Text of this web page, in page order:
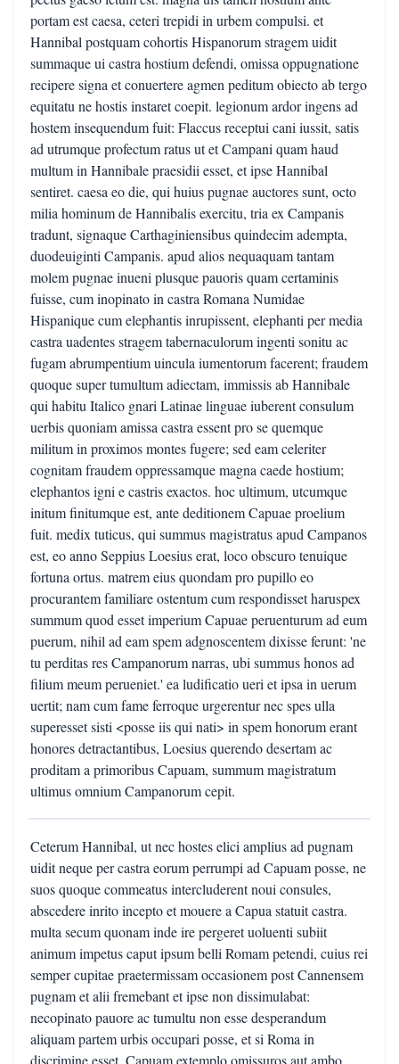
portam est caesa, ceteri trepidi in urbem compulsi. et
Hannibal postquam cohortis Hispanorum stragem uidit
summaque ui castra hostium defendi, omissa oppugnatione
recipere signa et conuertere agmen peditum obiecto ab tergo
equitatu ne hostis instaret coepit. legionum ardor ingens ad
hostem insequendum fuit: Flaccus receptui cani iussit, satis
ad utrumque profectum ratus ut et Campani quam haud
multum in Hannibale praesidii esset, et ipse Hannibal
sentiret. caesa eo die, qui huius pugnae auctores sunt, octo
milia hominum de Hannibalis exercitu, tria ex Campanis
tradunt, signaque Carthaginiensibus quindecim adempta,
duodeuiginti Campanis. apud alios nequaquam tantam
molem pugnae inueni plusque pauoris quam certaminis
fuisse, cum inopinato in castra Romana Numidae
Hispanique cum elephantis inrupissent, elephanti per media
castra uadentes stragem tabernaculorum ingenti sonitu ac
fugam abrumpentium uincula iumentorum facerent; fraudem
quoque super tumultum adiectam, immissis ab Hannibale
qui habitu Italico gnari Latinae linguae iuberent consulum
uerbis quoniam amissa castra essent pro se quemque
militum in proximos montes fugere; sed eam celeriter
cognitam fraudem oppressamque magna caede hostium;
elephantos igni e castris exactos. hoc ultimum, utcumque
initum finitumque est, ante deditionem Capuae proelium
fuit. medix tuticus, qui summus magistratus apud Campanos
est, eo anno Seppius Loesius erat, loco obscuro tenuique
fortuna ortus. matrem eius quondam pro pupillo eo
procurantem familiare ostentum cum respondisset haruspex
summum quod esset imperium Capuae peruenturum ad eum
puerum, nihil ad eam spem adgnoscentem dixisse ferunt: 'ne
tu perditas res Campanorum narras, ubi summus honos ad
filium meum perueniet.' ea ludificatio ueri et ipsa in uerum
uertit; nam cum fame ferroque urgerentur nec spes ulla
superesset sisti <posse iis qui nati> in spem honorum erant
honores detractantibus, Loesius querendo desertam ac
proditam a primoribus Capuam, summum magistratum
ultimus omnium Campanorum cepit.
Ceterum Hannibal, ut nec hostes elici amplius ad pugnam
uidit neque per castra eorum perrumpi ad Capuam posse, ne
suos quoque commeatus intercluderent noui consules,
abscedere inrito incepto et mouere a Capua statuit castra.
multa secum quonam inde ire pergeret uoluenti subiit
animum impetus caput ipsum belli Romam petendi, cuius rei
semper cupitae praetermissam occasionem post Cannensem
pugnam et alii fremebant et ipse non dissimulabat:
necopinato pauore ac tumultu non esse desperandum
aliquam partem urbis occupari posse, et si Roma in
discrimine esset, Capuam extemplo omissuros aut ambo